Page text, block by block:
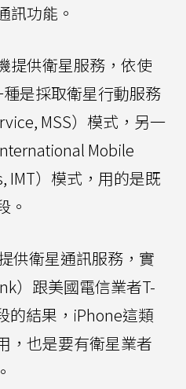
訊功能。
提供衛星服務，依使
是採取衛星行動服務
MSS）模式，另一
Mobile
）模式，用的是既
。
供衛星通訊服務，實
）跟美國電信業者T-
的結果，iPhone這類
，也是要有衛星業者